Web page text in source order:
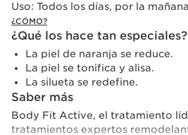
Uso: Todos los días, por la
¿CÓMO?
¿Qué los hace tan especiales?
La piel de naranja se reduce.
La piel se tonifica y alisa.
La silueta se redefine.
Saber más
Body Fit Active, el tratamiento
tratamientos expertos